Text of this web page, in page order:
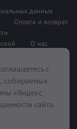
данных
Оплата и возврат
О нас
с
собираемых
«Яндекс
сайта.